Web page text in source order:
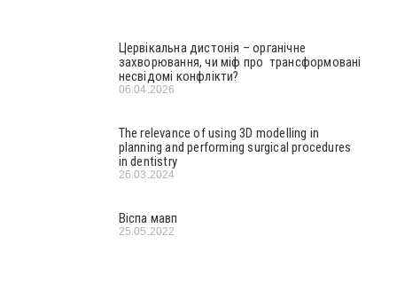
Цервікальна дистонія – органічне
захворювання, чи міф про трансформовані
несвідомі конфлікти?
06.04.2026
The relevance of using 3D modelling in
planning and performing surgical procedures
in dentistry
26.03.2024
Віспа мавп
25.05.2022